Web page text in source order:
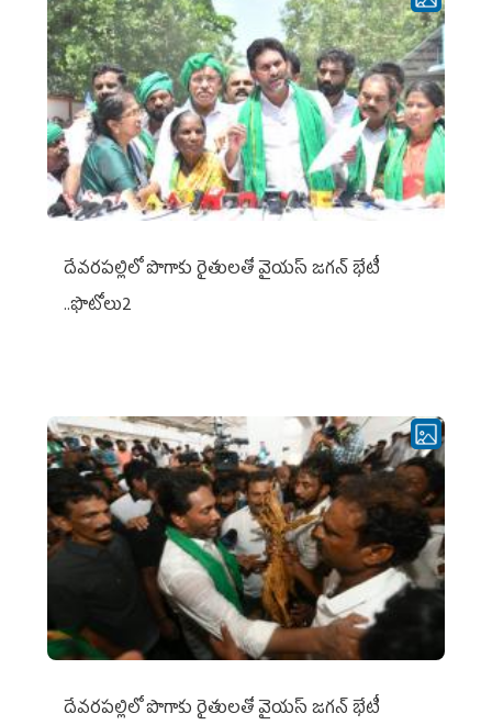
దేవరపల్లిలో పొగాకు రైతులతో వైయస్ జగన్ భేటీ
..ఫొటోలు2
దేవరపల్లిలో పొగాకు రైతులతో వైయస్ జగన్ భేటీ